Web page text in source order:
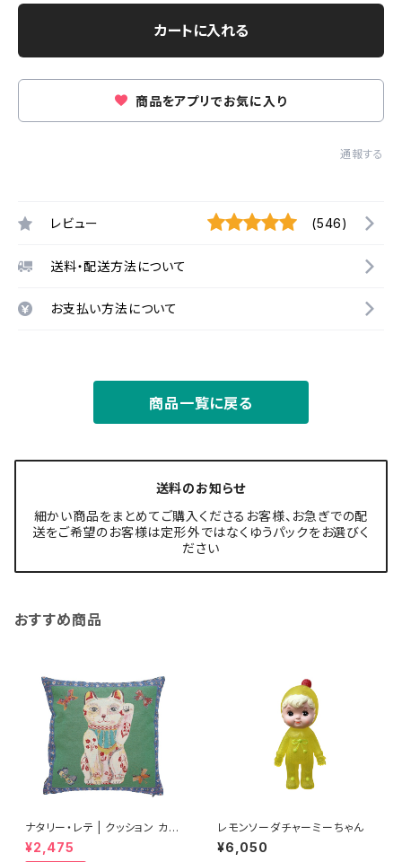
カートに入れる
商品をアプリでお気に入り
通報する
レビュー (546)
送料・配送方法について
お支払い方法について
商品一覧に戻る
送料のお知らせ
細かい商品をまとめてご購入くださるお客様、お急ぎでの配
送をご希望のお客様は定形外ではなくゆうパックをお選びく
ださい
おすすめ商品
ナタリー・レテ | クッション カバ
ー ラッキー キャット | Cushion
Cover Lucky Cat
¥2,475
レモンソーダチャーミーちゃん
¥6,050